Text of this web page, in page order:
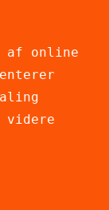
af online
videre